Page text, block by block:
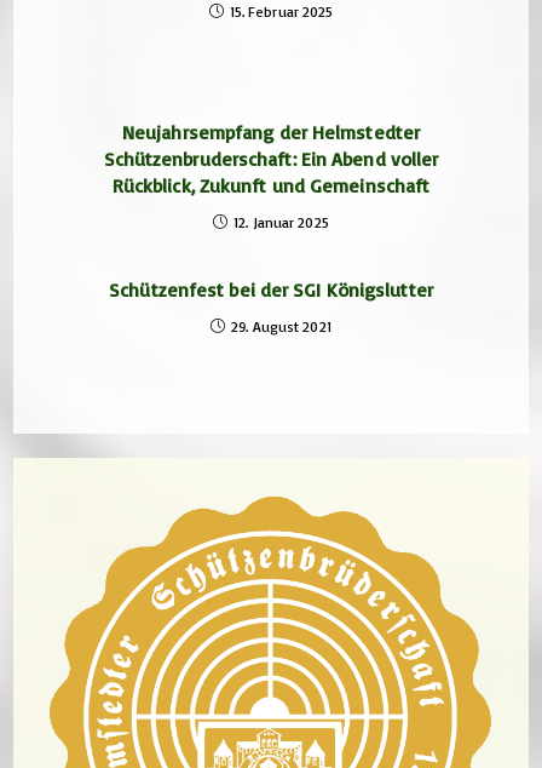
15. Februar 2025
Neujahrsempfang der Helmstedter
Schützenbruderschaft: Ein Abend voller
Rückblick, Zukunft und Gemeinschaft
12. Januar 2025
Schützenfest bei der SGI Königslutter
29. August 2021